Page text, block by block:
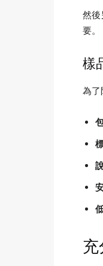
然後
要。
樣
為了
充